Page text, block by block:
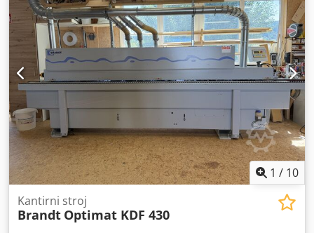
1 / 10
Kantirni stroj
Brandt Optimat KDF 430